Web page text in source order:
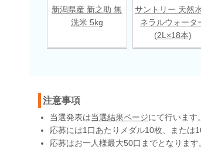
新潟県産 新之助 無
洗米 5kg
サントリー 天然
ネラルウォータ
(2L×18本)
注意事項
当選発表は当選結果ページにて行います。
応募には1口あたりメダル10枚、または
応募はお一人様最大50口までとなります